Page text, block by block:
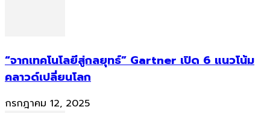
“จากเทคโนโลยีสู่กลยุทธ์” Gartner เปิด 6 แนวโน้ม
คลาวด์เปลี่ยนโลก
กรกฎาคม 12, 2025